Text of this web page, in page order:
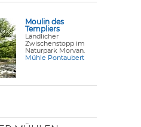
Moulin des
Templiers
Ländlicher
Zwischenstopp im
Naturpark Morvan.
Mühle Pontaubert